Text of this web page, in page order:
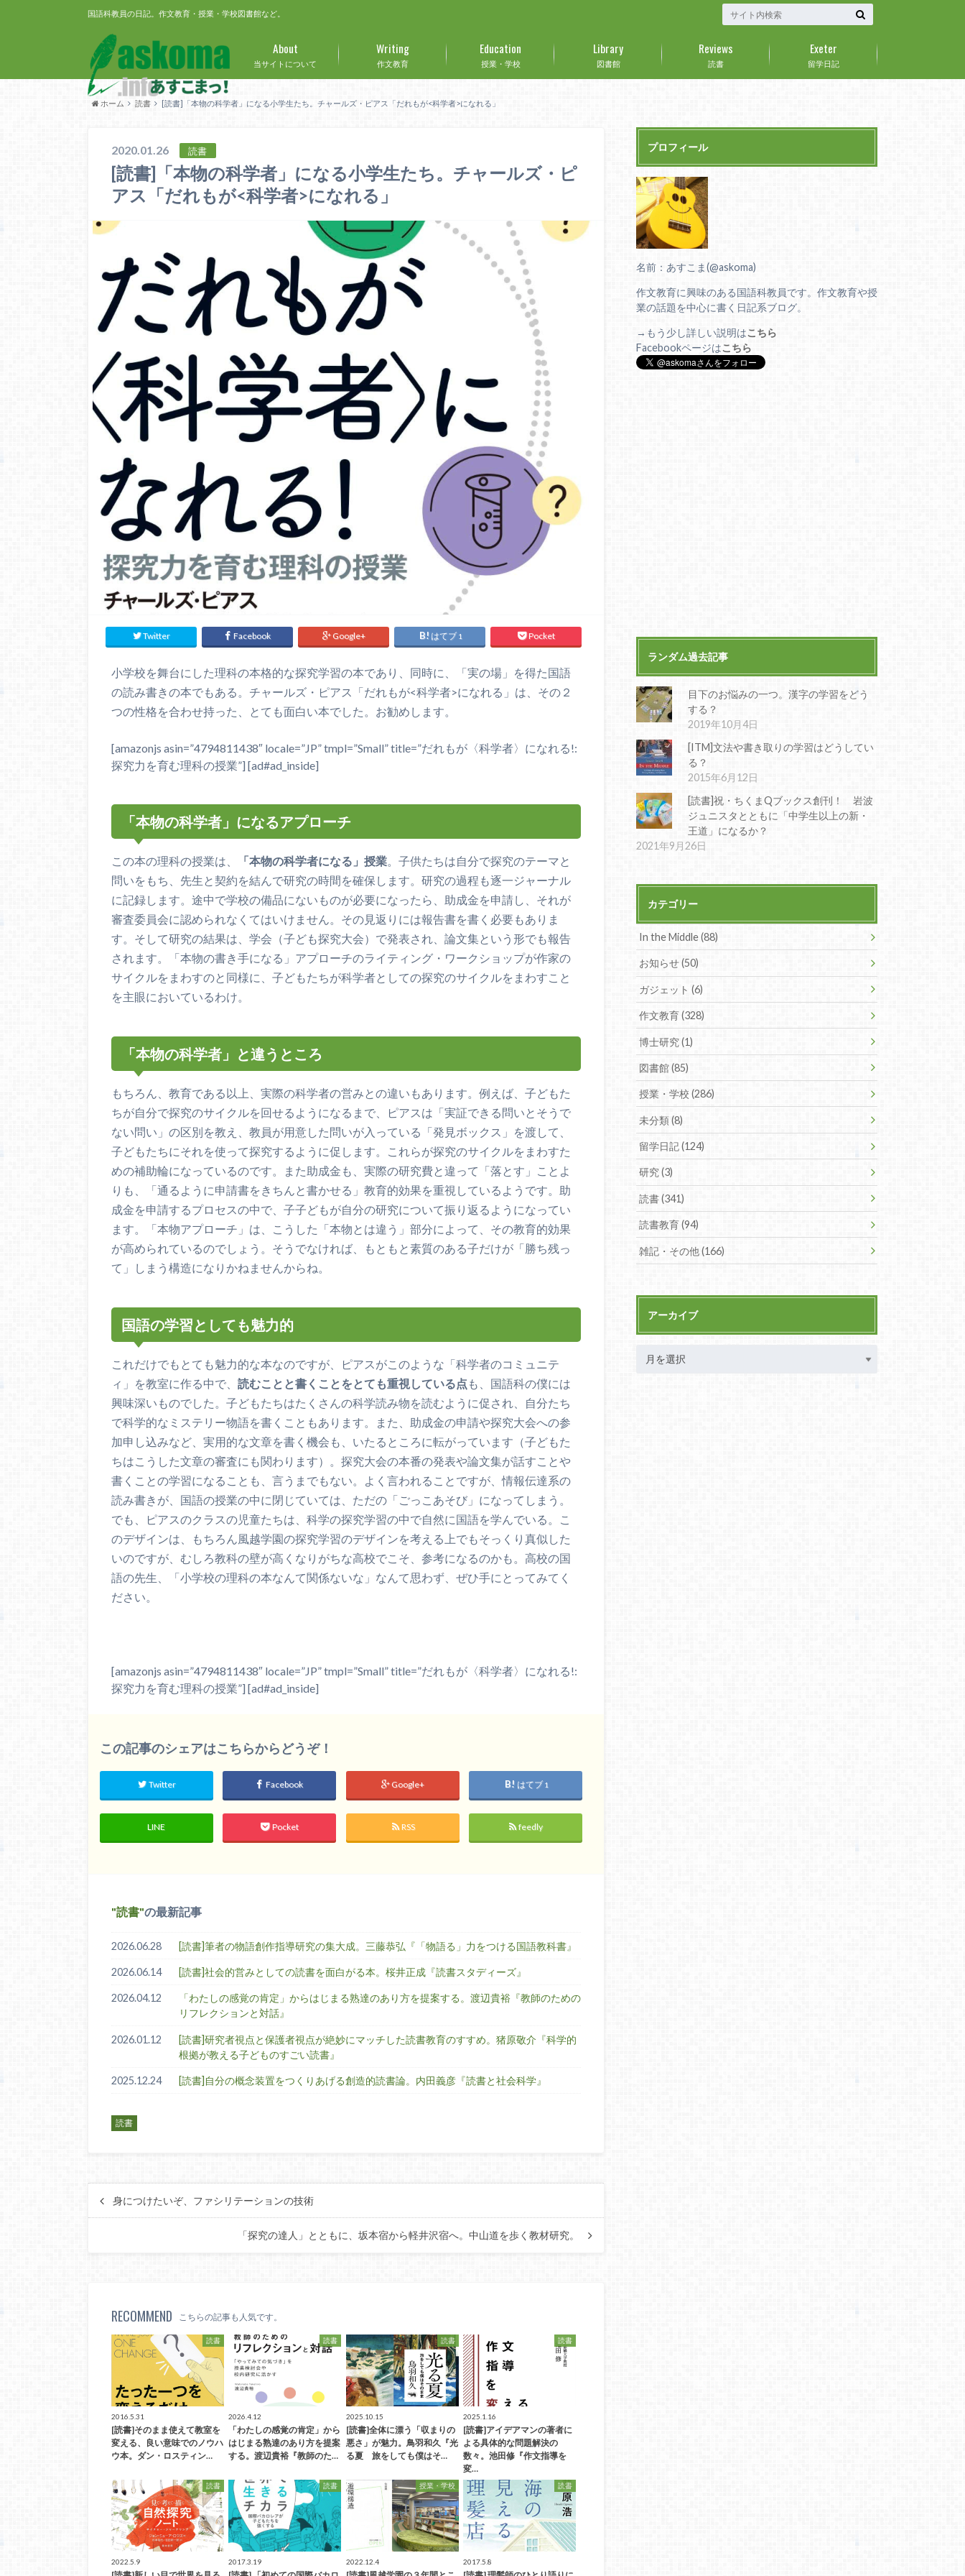
国語科教員の日記。作文教育・授業・学校図書館など。
当サイトについて
About
作文教育
Writing
授業・学校
Education
図書館
Library
読書
Reviews
留学日記
Exeter
ホーム 読書 [読書]「本物の科学者」になる小学生たち。チャールズ・ピアス「だれもが<科学者>になれる」
2020.01.26 読書
[読書]「本物の科学者」になる小学生たち。チャールズ・ピ
アス「だれもが<科学者>になれる」
Twitter Facebook Google+ はてブ 1 Pocket
小学校を舞台にした理科の本格的な探究学習の本であり、同時に、「実の場」を得た国語
の読み書きの本でもある。チャールズ・ピアス「だれもが<科学者>になれる」は、その２
つの性格を合わせ持った、とても面白い本でした。お勧めします。
[amazonjs asin=”4794811438″ locale=”JP” tmpl=”Small” title=”だれもが〈科学者〉になれる!:
探究力を育む理科の授業”] [ad#ad_inside]
「本物の科学者」になるアプローチ
この本の理科の授業は、 「本物の科学者になる」授業。子供たちは自分で探究のテーマと
問いをもち、先生と契約を結んで研究の時間を確保します。研究の過程も逐一ジャーナル
に記録します。途中で学校の備品にないものが必要になったら、助成金を申請し、それが
審査委員会に認められなくてはいけません。その見返りには報告書を書く必要もありま
す。そして研究の結果は、学会（子ども探究大会）で発表され、論文集という形でも報告
されます。「本物の書き手になる」アプローチのライティング・ワークショップが作家の
サイクルをまわすのと同様に、子どもたちが科学者としての探究のサイクルをまわすこと
を主眼においているわけ。
「本物の科学者」と違うところ
もちろん、教育である以上、実際の科学者の営みとの違いもあります。例えば、子どもた
ちが自分で探究のサイクルを回せるようになるまで、ピアスは「実証できる問いとそうで
ない問い」の区別を教え、教員が用意した問いが入っている「発見ボックス」を渡して、
子どもたちにそれを使って探究するように促します。これらが探究のサイクルをまわすた
めの補助輪になっているのです。また助成金も、実際の研究費と違って「落とす」ことよ
りも、「通るように申請書をきちんと書かせる」教育的効果を重視しているようです。助
成金を申請するプロセスの中で、子子どもが自分の研究について振り返るようになってい
ます。「本物アプローチ」は、こうした「本物とは違う」部分によって、その教育的効果
が高められているのでしょう。そうでなければ、もともと素質のある子だけが「勝ち残っ
て」しまう構造になりかねませんからね。
国語の学習としても魅力的
これだけでもとても魅力的な本なのですが、ピアスがこのような「科学者のコミュニテ
ィ」を教室に作る中で、 読むことと書くことをとても重視している点 も、国語科の僕には
興味深いものでした。子どもたちはたくさんの科学読み物を読むように促され、自分たち
で科学的なミステリー物語を書くこともあります。また、助成金の申請や探究大会への参
加申し込みなど、実用的な文章を書く機会も、いたるところに転がっています（子どもた
ちはこうした文章の審査にも関わります）。探究大会の本番の発表や論文集が話すことや
書くことの学習になることも、言うまでもない。よく言われることですが、情報伝達系の
読み書きが、国語の授業の中に閉じていては、ただの「ごっこあそび」になってしまう。
でも、ピアスのクラスの児童たちは、科学の探究学習の中で自然に国語を学んでいる。こ
のデザインは、もちろん風越学園の探究学習のデザインを考える上でもそっくり真似した
いのですが、むしろ教科の壁が高くなりがちな高校でこそ、参考になるのかも。高校の国
語の先生、「小学校の理科の本なんて関係ないな」なんて思わず、ぜひ手にとってみてく
ださい。
[amazonjs asin=”4794811438″ locale=”JP” tmpl=”Small” title=”だれもが〈科学者〉になれる!:
探究力を育む理科の授業”] [ad#ad_inside]
この記事のシェアはこちらからどうぞ！
Twitter Facebook Google+ はてブ 1
LINE Pocket RSS feedly
読書 の最新記事
2026.06.28 [読書]筆者の物語創作指導研究の集大成。三藤恭弘『「物語る」力をつける国語教科書』
2026.06.14 [読書]社会的営みとしての読書を面白がる本。桜井正成『読書スタディーズ』
2026.04.12
「わたしの感覚の肯定」からはじまる熟達のあり方を提案する。渡辺貴裕『教師のための
リフレクションと対話』
2026.01.12
[読書]研究者視点と保護者視点が絶妙にマッチした読書教育のすすめ。猪原敬介『科学的
根拠が教える子どものすごい読書』
2025.12.24 [読書]自分の概念装置をつくりあげる創造的読書論。内田義彦『読書と社会科学』
読書
身につけたいぞ、ファシリテーションの技術
「探究の達人」とともに、坂本宿から軽井沢宿へ。中山道を歩く教材研究。
RECOMMEND こちらの記事も人気です。
読書
2016.5.31
[読書]そのまま使えて教室を
変える、良い意味でのノウハ
ウ本。ダン・ロスティン…
読書
2026.4.12
「わたしの感覚の肯定」から
はじまる熟達のあり方を提案
する。渡辺貴裕『教師のた…
読書
2025.10.15
[読書]全体に漂う「収まりの
悪さ」が魅力。鳥羽和久『光
る夏 旅をしても僕はそ…
読書
2025.1.16
[読書]アイデアマンの著者に
よる具体的な問題解決の
数々。池田修『作文指導を
変…
読書
2022.5.9
読書
2017.3.19
授業・学校
2022.12.4
読書
2017.5.8
プロフィール
名前：あすこま(@askoma)
作文教育に興味のある国語科教員です。作文教育や授
業の話題を中心に書く日記系ブログ。
→もう少し詳しい説明はこちら
Facebookページはこちら
ランダム過去記事
目下のお悩みの一つ。漢字の学習をどう
する？
2019年10月4日
[ITM]文法や書き取りの学習はどうしてい
る？
2015年6月12日
[読書]祝・ちくまQブックス創刊！ 岩波
ジュニスタとともに「中学生以上の新・
王道」になるか？
2021年9月26日
カテゴリー
In the Middle (88)
お知らせ (50)
ガジェット (6)
作文教育 (328)
博士研究 (1)
図書館 (85)
授業・学校 (286)
未分類 (8)
留学日記 (124)
研究 (3)
読書 (341)
読書教育 (94)
雑記・その他 (166)
アーカイブ